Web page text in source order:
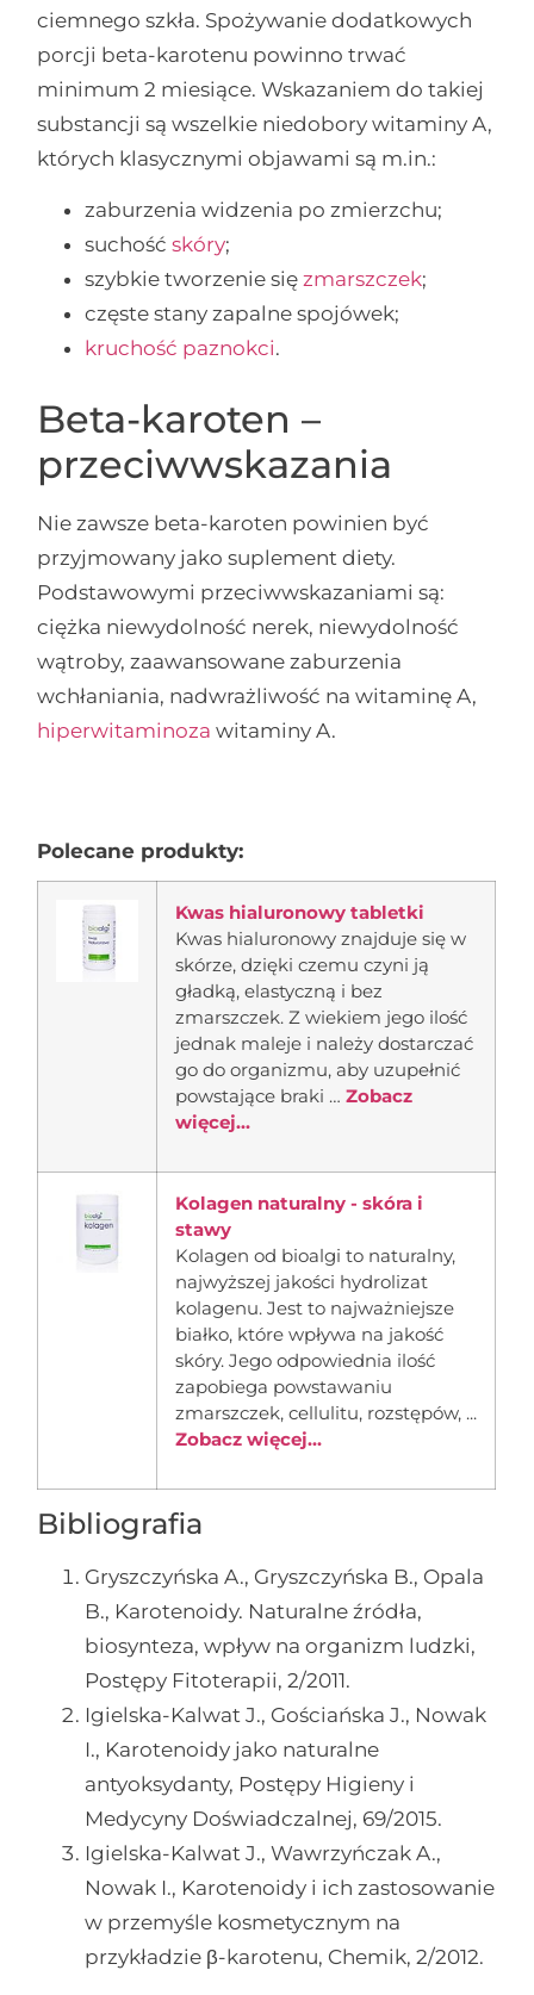
ciemnego szkła. Spożywanie dodatkowych
porcji beta-karotenu powinno trwać
minimum 2 miesiące. Wskazaniem do takiej
substancji są wszelkie niedobory witaminy A,
których klasycznymi objawami są m.in.:
zaburzenia widzenia po zmierzchu;
suchośćskóry;
szybkie tworzenie sięzmarszczek;
częste stany zapalne spojówek;
kruchość paznokci.
Beta-karoten –
przeciwwskazania
Nie zawsze beta-karoten powinien być
przyjmowany jako suplement diety.
Podstawowymi przeciwwskazaniami są:
ciężka niewydolność nerek, niewydolność
wątroby, zaawansowane zaburzenia
wchłaniania, nadwrażliwość na witaminę A,
hiperwitaminoza witaminy A.
Polecane produkty:
Kwas hialuronowy tabletki
Kwas hialuronowy znajduje się w
skórze, dzięki czemu czyni ją
gładką, elastyczną i bez
zmarszczek. Z wiekiem jego ilość
jednak maleje i należy dostarczać
go do organizmu, aby uzupełnić
powstające braki …Zobacz
więcej...
Kolagen naturalny - skóra i
stawy
Kolagen od bioalgi to naturalny,
najwyższej jakości hydrolizat
kolagenu. Jest to najważniejsze
białko, które wpływa na jakość
skóry. Jego odpowiednia ilość
zapobiega powstawaniu
zmarszczek, cellulitu, rozstępów, ...
Zobacz więcej...
Bibliografia
Gryszczyńska A., Gryszczyńska B., Opala
B., Karotenoidy. Naturalne źródła,
biosynteza, wpływ na organizm ludzki,
Postępy Fitoterapii, 2/2011.
Igielska-Kalwat J., Gościańska J., Nowak
I., Karotenoidy jako naturalne
antyoksydanty, Postępy Higieny i
Medycyny Doświadczalnej, 69/2015.
Igielska-Kalwat J., Wawrzyńczak A.,
Nowak I., Karotenoidy i ich zastosowanie
w przemyśle kosmetycznym na
przykładzie β-karotenu, Chemik, 2/2012.